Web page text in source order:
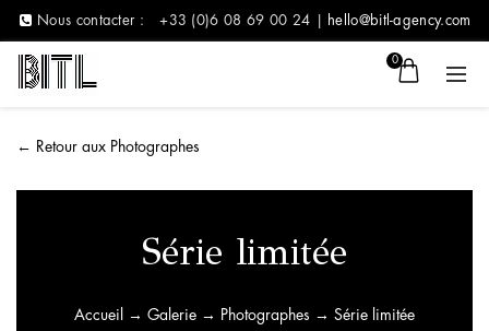
Nous contacter : +33 (0)6 08 69 00 24 | hello@bitl-agency.com
0
← Retour aux Photographes
Série limitée
Accueil → Galerie → Photographes → Série limitée